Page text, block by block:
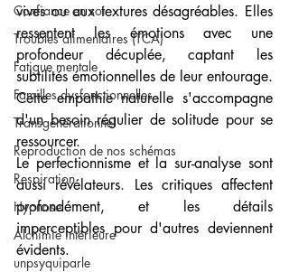
Confiance en soi
Troubles alimentaires (TCA)
Fatigue mentale
Familles dysfonctionnelles
Transgénérationnel
Reproduction de nos schémas
Respiration
Hypnose
Alchimie intérieure
unpsyquiparle
vives ou aux textures désagréables. Elles
ressentent les émotions avec une
profondeur décuplée, captant les
subtilités émotionnelles de leur entourage.
Cette empathie naturelle s'accompagne
d'un besoin régulier de solitude pour se
ressourcer.
Le perfectionnisme et la sur-analyse sont
aussi révélateurs. Les critiques affectent
profondément, et les détails
imperceptibles pour d'autres deviennent
évidents.